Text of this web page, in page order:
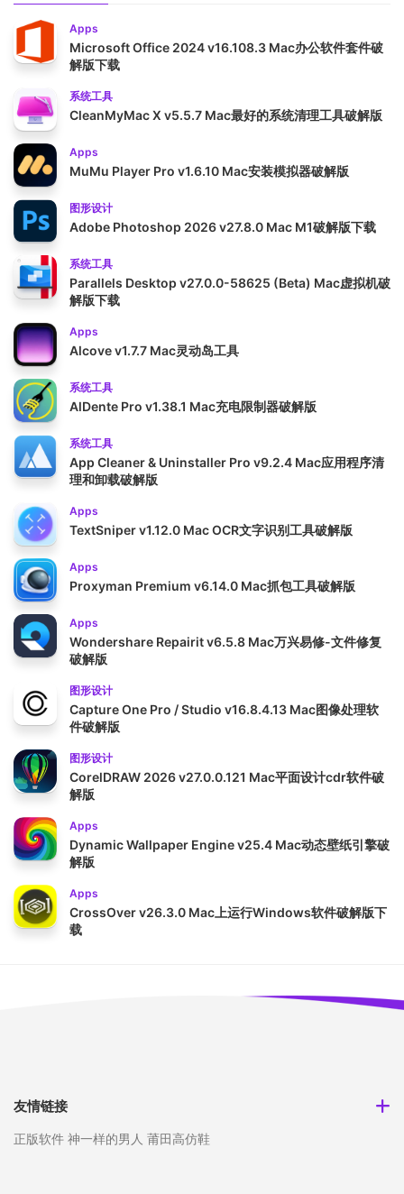
Apps
Microsoft Office 2024 v16.108.3 Mac办公软件套件破
解版下载
系统工具
CleanMyMac X v5.5.7 Mac最好的系统清理工具破解版
Apps
MuMu Player Pro v1.6.10 Mac安装模拟器破解版
图形设计
Adobe Photoshop 2026 v27.8.0 Mac M1破解版下载
系统工具
Parallels Desktop v27.0.0-58625 (Beta) Mac虚拟机破
解版下载
Apps
Alcove v1.7.7 Mac灵动岛工具
系统工具
AlDente Pro v1.38.1 Mac充电限制器破解版
系统工具
App Cleaner & Uninstaller Pro v9.2.4 Mac应用程序清
理和卸载破解版
Apps
TextSniper v1.12.0 Mac OCR文字识别工具破解版
Apps
Proxyman Premium v6.14.0 Mac抓包工具破解版
Apps
Wondershare Repairit v6.5.8 Mac万兴易修-文件修复
破解版
图形设计
Capture One Pro / Studio v16.8.4.13 Mac图像处理软
件破解版
图形设计
CorelDRAW 2026 v27.0.0.121 Mac平面设计cdr软件破
解版
Apps
Dynamic Wallpaper Engine v25.4 Mac动态壁纸引擎破
解版
Apps
CrossOver v26.3.0 Mac上运行Windows软件破解版下
载
友情链接
正版软件 神一样的男人 莆田高仿鞋